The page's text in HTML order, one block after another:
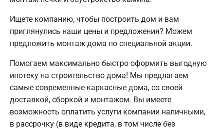
Ищете компанию, чтобы построить дом и вам
приглянулись наши цены и предложения? Можем
предложить монтаж дома по специальной акции.
Помогаем максимально быстро оформить выгодную
ипотеку на строительство дома! Мы предлагаем
самые современные каркасные дома, со своей
доставкой, сборкой и монтажом. Вы имеете
возможность оплатить услуги компании наличными,
в рассрочку (в виде кредита, в том числе без